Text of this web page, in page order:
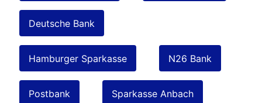
Deutsche Bank
Hamburger Sparkasse N26 Bank
Postbank Sparkasse Anbach